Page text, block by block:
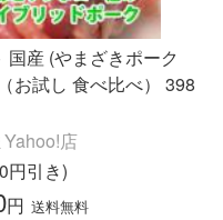
国産 (やまざきポーク
お試し 食べ比べ） 398
店
円引き)
円 送料無料